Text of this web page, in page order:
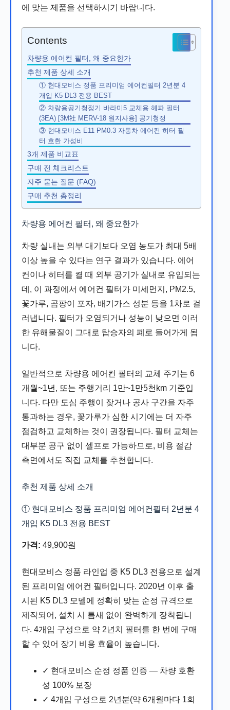
에 맞는 제품을 선택하시기 바랍니다.
Contents
차량용 에어컨 필터, 왜 중요한가
추천 제품 상세 소개
① 현대모비스 정품 프리미엄 에어컨필터 2년분 4
개입 K5 DL3 전용 BEST
② 차량용공기청정기 바라미5 교체용 헤파 필터
(3EA) [3M社 MERV-18 원지사용] 공기청정
③ 현대모비스 E11 PM0.3 자동차 에어컨 히터 필
터 호환 가성비
3개 제품 비교표
구매 전 체크리스트
자주 묻는 질문 (FAQ)
구매 추천 총정리
차량용 에어컨 필터, 왜 중요한가
차량 실내는 외부 대기보다 오염 농도가 최대 5배
이상 높을 수 있다는 연구 결과가 있습니다. 에어
컨이나 히터를 켤 때 외부 공기가 실내로 유입되는
데, 이 과정에서 에어컨 필터가 미세먼지, PM2.5,
꽃가루, 곰팡이 포자, 배기가스 성분 등을 1차로 걸
러냅니다. 필터가 오염되거나 성능이 낮으면 이러
한 유해물질이 그대로 탑승자의 폐로 들어가게 됩
니다.
일반적으로 차량용 에어컨 필터의 교체 주기는 6
개월~1년, 또는 주행거리 1만~1만5천km 기준입
니다. 다만 도심 주행이 잦거나 공사 구간을 자주
통과하는 경우, 꽃가루가 심한 시기에는 더 자주
점검하고 교체하는 것이 권장됩니다. 필터 교체는
대부분 공구 없이 셀프로 가능하므로, 비용 절감
측면에서도 직접 교체를 추천합니다.
추천 제품 상세 소개
① 현대모비스 정품 프리미엄 에어컨필터 2년분 4
개입 K5 DL3 전용 BEST
가격: 49,900원
현대모비스 정품 라인업 중 K5 DL3 전용으로 설계
된 프리미엄 에어컨 필터입니다. 2020년 이후 출
시된 K5 DL3 모델에 정확히 맞는 순정 규격으로
제작되어, 설치 시 틈새 없이 완벽하게 장착됩니
다. 4개입 구성으로 약 2년치 필터를 한 번에 구매
할 수 있어 장기 비용 효율이 높습니다.
✓ 현대모비스 순정 정품 인증 — 차량 호환
성 100% 보장
✓ 4개입 구성으로 2년분(약 6개월마다 1회